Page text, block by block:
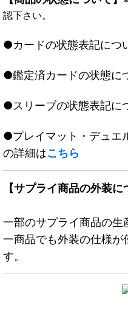
認下さい。
●カードの状態表記につ
●鑑定済カードの状態に
●スリーブの状態表記に
●プレイマット・デュエ
の詳細はこちら
【サプライ商品の外装に
一部のサプライ商品の生
一商品でも外装の仕様が
す。